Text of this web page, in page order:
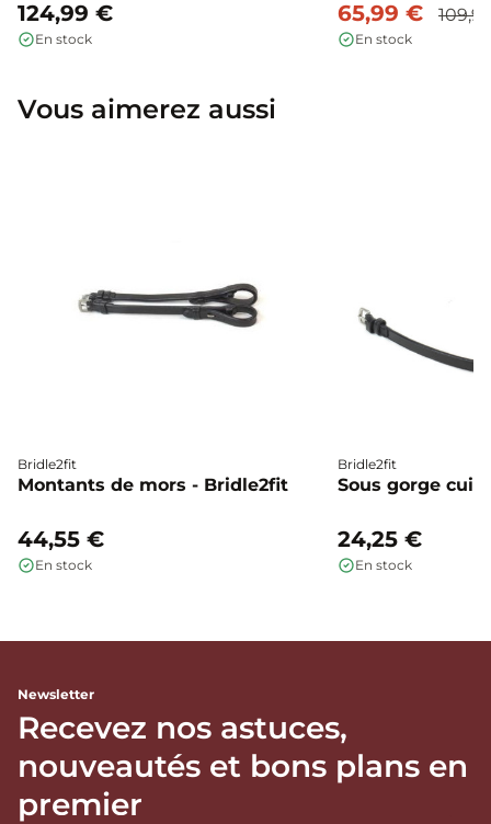
124,99 €
En stock
65,99 €
En stock
Vous aimerez aussi
Bridle2fit
Montants de mors - Bridle2fit
44,55 €
En stock
Bridle2fit
Sous gorge
24,25 €
En stock
Newsletter
Recevez nos astuces,
nouveautés et bons plans en
premier